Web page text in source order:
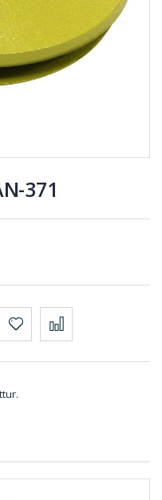
371
Kablo Geçit
Lastikleri
GE-001 (20
ADET)
Kule
Lastikleri